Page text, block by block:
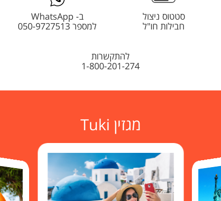
סטטוס ניצול
חבילות חו"ל
ב- WhatsApp
למספר 050-9727513
להתקשרות
1-800-201-274
מגזין Tuki